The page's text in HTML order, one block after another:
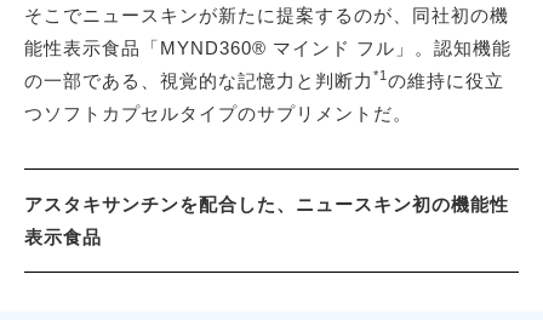
そこでニュースキンが新たに提案するのが、同社初の機
能性表示食品「MYND360® マインド フル」。認知機能
の一部である、視覚的な記憶力と判断力 *1 の維持に役立
つソフトカプセルタイプのサプリメントだ。
アスタキサンチンを配合した、ニュースキン初の機能性
表示食品